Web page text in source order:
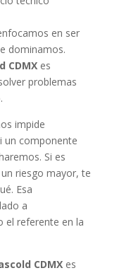
en ser
dominamos.
CDMXes
problemas
impide
un componente
Si es
riesgo mayor, te
Esa
a
el referente en la
CDMXes